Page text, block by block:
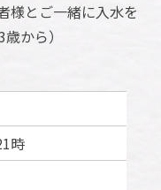
様とご一緒に入水を
から）
時